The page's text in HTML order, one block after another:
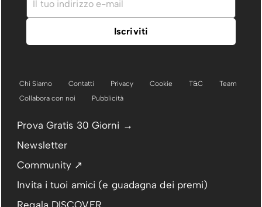
Chi Siamo Contatti Privacy Cookie T&C
Team
Collabora con noi
Pubblicità
Prova Gratis 30 Giorni →
Newsletter
Community ↗
Invita i tuoi amici (e guadagna dei premi)
Regala DISCOVER